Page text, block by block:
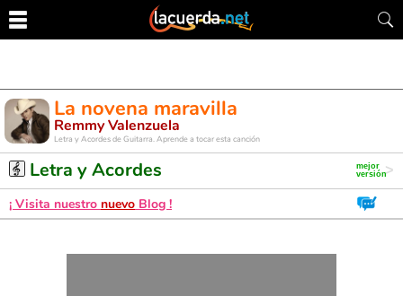
La novena maravilla
Remmy Valenzuela
Letra y Acordes de Guitarra. Aprende a tocar esta canción
Letra y Acordes
¡ Visita nuestro nuevo Blog !